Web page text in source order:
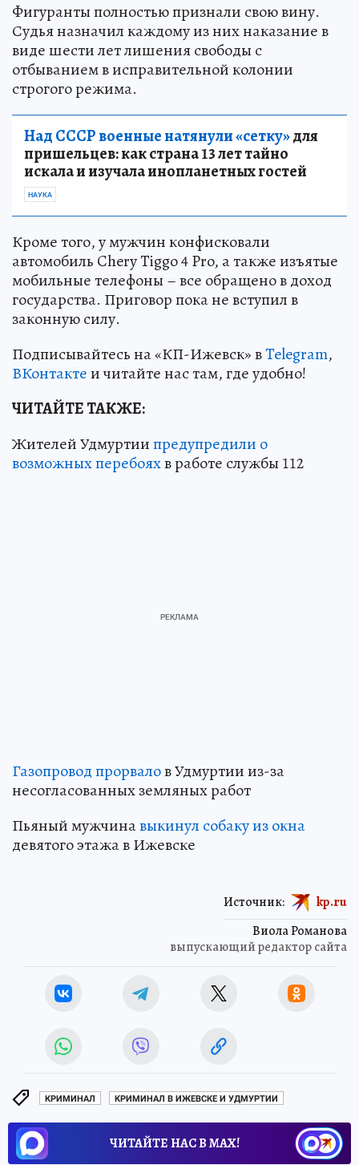
Фигуранты полностью признали свою вину.
Судья назначил каждому из них наказание в
виде шести лет лишения свободы с
отбыванием в исправительной колонии
строгого режима.
Над СССР военные натянули «сетку»для
пришельцев: как страна 13 лет тайно
искала и изучала инопланетных гостей
НАУКА
Кроме того, у мужчин конфисковали
автомобиль Chery Tiggo 4 Pro, а также изъятые
мобильные телефоны – все обращено в доход
государства. Приговор пока не вступил в
законную силу.
Подписывайтесь на «КП-Ижевск» вTelegram,
ВКонтактеи читайте нас там, где удобно!
ЧИТАЙТЕ ТАКЖЕ:
Жителей Удмуртиипредупредили о
возможных перебояхв работе службы 112
Газопровод прорвалов Удмуртии из-за
несогласованных земляных работ
Пьяный мужчинавыкинул собаку из окна
девятого этажа в Ижевске
Виола Романова
выпускающий редактор сайта
Источник: kp.ru
КРИМИНАЛ КРИМИНАЛ В ИЖЕВСКЕ И УДМУРТИИ
ЧИТАЙТЕ НАС В МАХ!